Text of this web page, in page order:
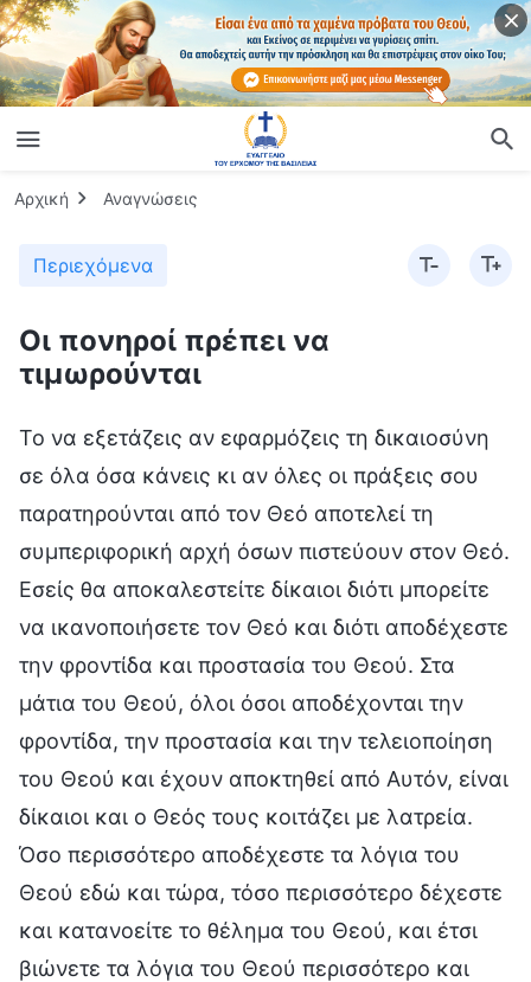
Αρχική Αναγνώσεις
Περιεχόμενα
Οι πονηροί πρέπει να
τιμωρούνται
Το να εξετάζεις αν εφαρμόζεις τη δικαιοσύνη
σε όλα όσα κάνεις κι αν όλες οι πράξεις σου
παρατηρούνται από τον Θεό αποτελεί τη
συμπεριφορική αρχή όσων πιστεύουν στον Θεό.
Εσείς θα αποκαλεστείτε δίκαιοι διότι μπορείτε
να ικανοποιήσετε τον Θεό και διότι αποδέχεστε
την φροντίδα και προστασία του Θεού. Στα
μάτια του Θεού, όλοι όσοι αποδέχονται την
φροντίδα, την προστασία και την τελειοποίηση
του Θεού και έχουν αποκτηθεί από Αυτόν, είναι
δίκαιοι και ο Θεός τους κοιτάζει με λατρεία.
Όσο περισσότερο αποδέχεστε τα λόγια του
Θεού εδώ και τώρα, τόσο περισσότερο δέχεστε
και κατανοείτε το θέλημα του Θεού, και έτσι
βιώνετε τα λόγια του Θεού περισσότερο και